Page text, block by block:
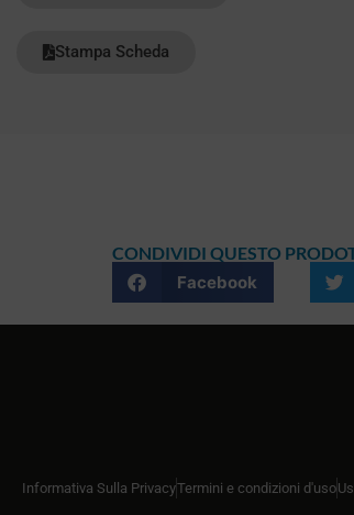
Stampa Scheda
CONDIVIDI QUESTO
Facebook
Informativa Sulla PrivacyTermini e condizioni d'uso